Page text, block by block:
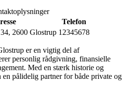
Telefon
2600 Glostrup 12345678
er en vigtig del af
personlig rådgivning, finansielle
Med en stærk historie og
pålidelig partner for både private og